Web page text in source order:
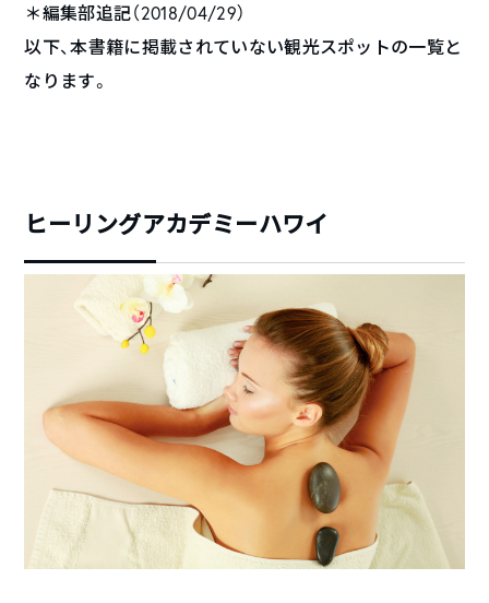
＊編集部追記（2018/04/29）
以下、本書籍に掲載されていない観光スポットの一覧と
なります。
ヒーリングアカデミーハワイ